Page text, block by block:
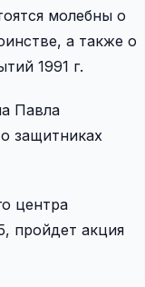
молебны о
а также о
1991 г.
Павла
защитниках
центра
пройдет акция